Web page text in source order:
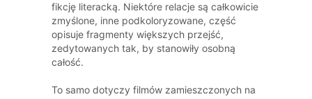
fikcję literacką. Niektóre relacje są całkowicie
zmyślone, inne podkoloryzowane, część
opisuje fragmenty większych przejść,
zedytowanych tak, by stanowiły osobną
całość.
To samo dotyczy filmów zamieszczonych na